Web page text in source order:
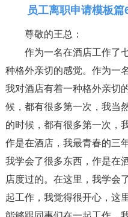
员工离职申请模板篇
尊敬的王总：
作为一名在酒店工作了
种格外亲切的感觉。作为一
我对酒店有着一种格外亲切
候，都有很多第一次，我当
的时候，都有很多第一次，
作是在酒店，我最青春的三
我学会了很多东西，作是在
店度过的。在这里，我学会
起工作，我觉得很开心，这